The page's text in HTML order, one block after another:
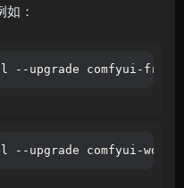
：
upgrade comfyui-
upgrade comfyui-